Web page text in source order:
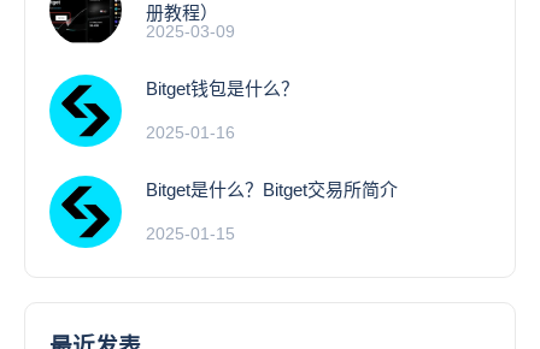
册教程）
2025-03-09
Bitget钱包是什么？
2025-01-16
Bitget是什么？Bitget交易所简介
2025-01-15